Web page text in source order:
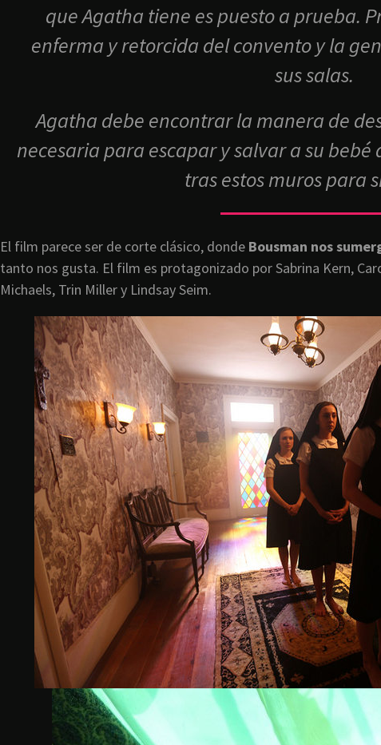
que Agatha tiene es puesto a prueba.
enferma y retorcida del convento y la
sus salas.
Agatha debe encontrar la manera de
necesaria para escapar y salvar a su
tras estos muros para
El film parece ser de corte clásico, donde Bousman nos
tanto nos gusta. El film es protagonizado por Sabrina Kern,
Michaels, Trin Miller y Lindsay Seim.